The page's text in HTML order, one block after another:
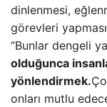
dinlenmesi,
görevleri
“Bunlar dengeli
olduğunca
yönlendirmek.
onları mutlu